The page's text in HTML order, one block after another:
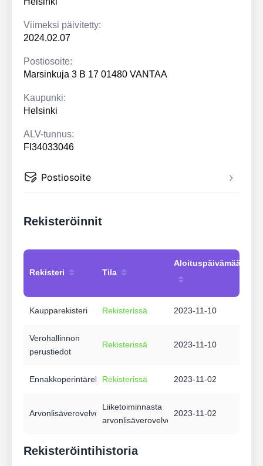
Viimeksi päivitetty:
2024.02.07
Postiosoite:
Marsinkuja 3 B 17 01480 VANTAA
Kaupunki:
Helsinki
ALV-tunnus:
FI34033046
Postiosoite
Rekisteröinnit
Rekisteri Tila
Aloituspäivämäärä
Kaupparekisteri Rekisterissä 2023-11-10
Verohallinnon
perustiedot
Rekisterissä 2023-11-10
EnnakkoperintärekisteriRekisterissä 2023-11-02
Arvonlisäverovelvollisuus
Liiketoiminnasta
arvonlisäverovelvollinen
2023-11-02
Rekisteröintihistoria